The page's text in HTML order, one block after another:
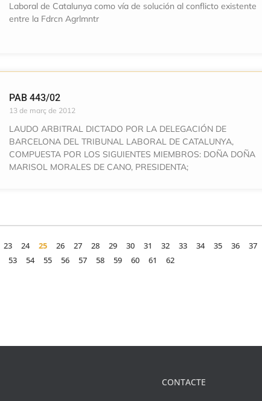
Laboral de Catalunya como vía de solución al conflicto existente
entre la Fdrcn Agrlmntr
PAB 443/02
13 de març de 2012
LAUDO ARBITRAL DICTADO POR LA DELEGACIÓN DE
BARCELONA DEL TRIBUNAL LABORAL DE CATALUNYA,
COMPUESTA POR LOS SIGUIENTES MIEMBROS: DOÑA DOÑA
MARISOL MORALES DE CANO, PRESIDENTA;
23 24 25 26 27 28 29 30 31 32 33 34 35 36 37
53 54 55 56 57 58 59 60 61 62
CONTACTE